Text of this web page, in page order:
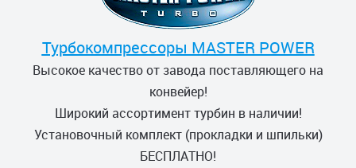
Турбокомпрессоры MASTER POWER
Высокое качество от завода поставляющего на
конвейер!
Широкий ассортимент турбин в наличии!
Установочный комплект (прокладки и шпильки)
БЕСПЛАТНО!